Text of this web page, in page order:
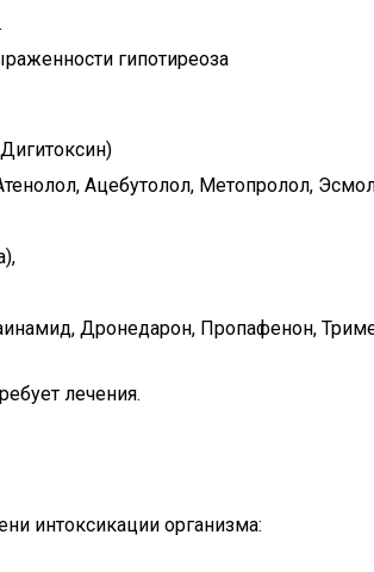
гипотиреоза
Ацебутолол, Метопролол,
Дронедарон, Пропафенон,
лечения.
интоксикации организма: